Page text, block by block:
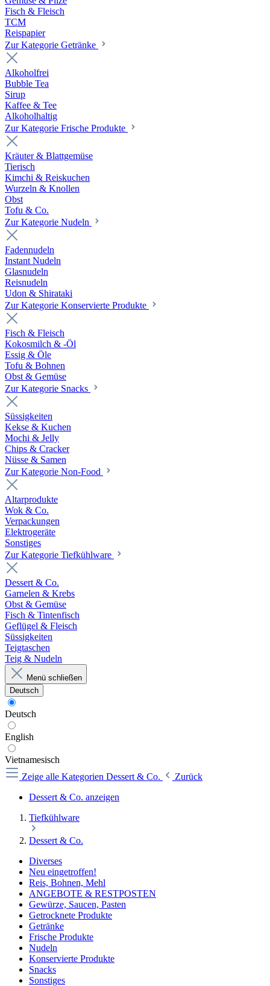
Fisch & Fleisch
TCM
Reispapier
Zur Kategorie Getränke
Alkoholfrei
Bubble Tea
Sirup
Kaffee & Tee
Alkoholhaltig
Zur Kategorie Frische Produkte
Kräuter & Blattgemüse
Tierisch
Kimchi & Reiskuchen
Wurzeln & Knollen
Obst
Tofu & Co.
Zur Kategorie Nudeln
Fadennudeln
Instant Nudeln
Glasnudeln
Reisnudeln
Udon & Shirataki
Zur Kategorie Konservierte Produkte
Fisch & Fleisch
Kokosmilch & -Öl
Essig & Öle
Tofu & Bohnen
Obst & Gemüse
Zur Kategorie Snacks
Süssigkeiten
Kekse & Kuchen
Mochi & Jelly
Chips & Cracker
Nüsse & Samen
Zur Kategorie Non-Food
Altarprodukte
Wok & Co.
Verpackungen
Elektrogeräte
Sonstiges
Zur Kategorie Tiefkühlware
Dessert & Co.
Garnelen & Krebs
Obst & Gemüse
Fisch & Tintenfisch
Geflügel & Fleisch
Süssigkeiten
Teigtaschen
Teig & Nudeln
Menü schließen
Deutsch
Deutsch
English
Vietnamesisch
Zeige alle Kategorien Dessert & Co.
Zurück
Dessert & Co. anzeigen
Tiefkühlware
Dessert & Co.
Diverses
Neu eingetroffen!
Reis, Bohnen, Mehl
ANGEBOTE & RESTPOSTEN
Gewürze, Saucen, Pasten
Getrocknete Produkte
Getränke
Frische Produkte
Nudeln
Konservierte Produkte
Snacks
Sonstiges